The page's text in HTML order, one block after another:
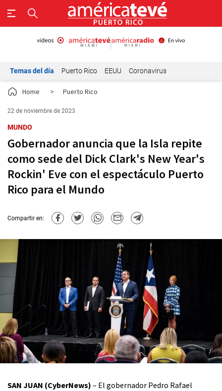
Temas del día Puerto Rico EEUU Coronavirus
Home > Puerto Rico
22 de noviembre de 2023
MUNDO
Gobernador anuncia que la Isla repite
como sede del Dick Clark's New Year's
Rockin' Eve con el espectáculo Puerto
Rico para el Mundo
Compartir en:
SAN JUAN (CyberNews) – El gobernador Pedro Rafael